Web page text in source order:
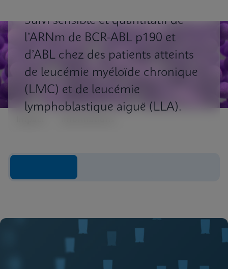
Suivi sensible et quantitatif de
l’ARNm de BCR-ABL p190 et
d’ABL chez des patients atteints
de leucémie myéloïde chronique
(LMC) et de leucémie
lymphoblastique aiguë (LLA).